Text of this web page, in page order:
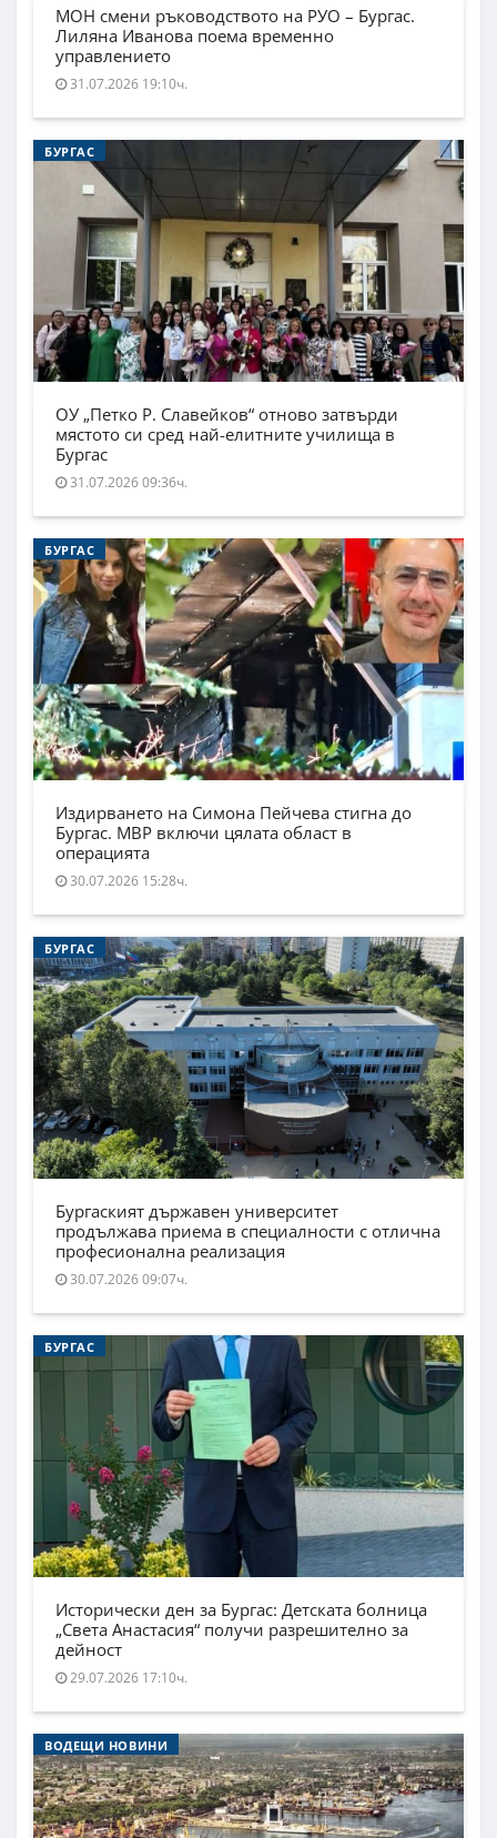
МОН смени ръководството на РУО – Бургас.
Лиляна Иванова поема временно
управлението
31.07.2026 19:10ч.
БУРГАС
ОУ „Петко Р. Славейков“ отново затвърди
мястото си сред най-елитните училища в
Бургас
31.07.2026 09:36ч.
БУРГАС
Издирването на Симона Пейчева стигна до
Бургас. МВР включи цялата област в
операцията
30.07.2026 15:28ч.
БУРГАС
Бургаският държавен университет
продължава приема в специалности с отлична
професионална реализация
30.07.2026 09:07ч.
БУРГАС
Исторически ден за Бургас: Детската болница
„Света Анастасия“ получи разрешително за
дейност
29.07.2026 17:10ч.
ВОДЕЩИ НОВИНИ